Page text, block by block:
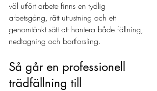
väl utfört arbete finns en tydlig
arbetsgång, rätt utrustning och ett
genomtänkt sätt att hantera både fällning,
nedtagning och bortforsling.
Så går en professionell
trädfällning till